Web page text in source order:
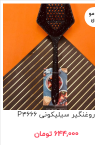
مو
روغنگیر سیلیکونی P۴۶۶۶
644,000 تومان